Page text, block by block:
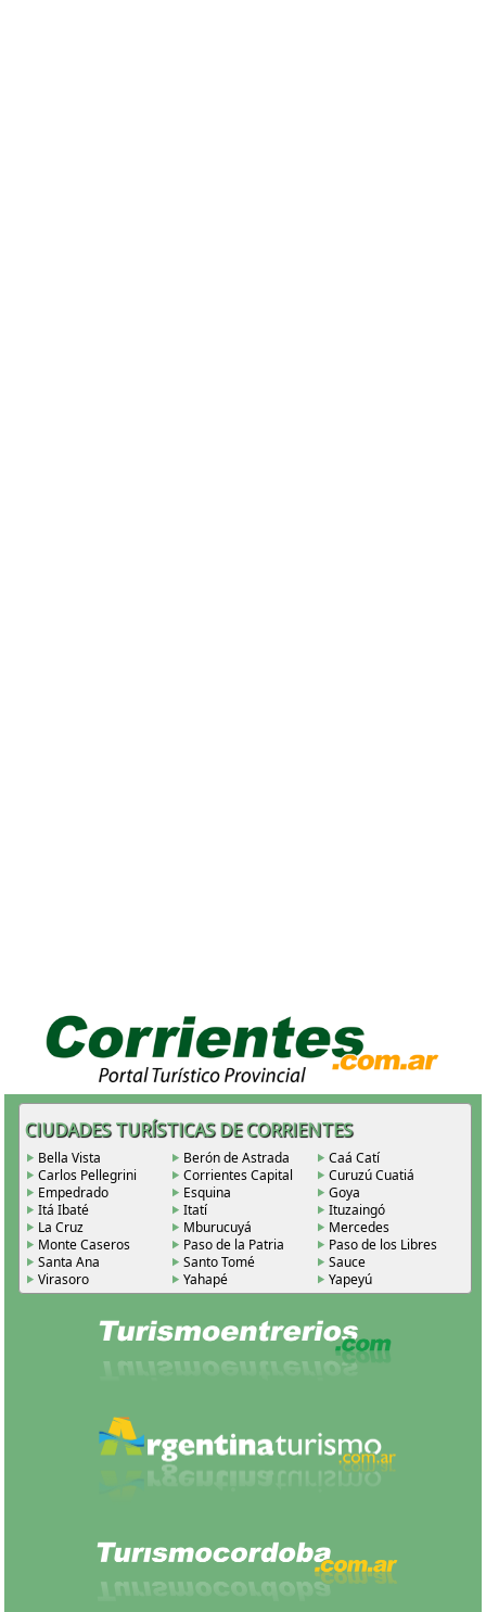
CIUDADES TURÍSTICAS DE CORRIENTES
Bella Vista Berón de Astrada
Caá Catí
Carlos Pellegrini
Corrientes Capital
Curuzú Cuatiá
Empedrado
Esquina
Goya
Itá Ibaté
Itatí
Ituzaingó
La Cruz
Mburucuyá
Mercedes
Monte Caseros
Paso de la Patria
Paso de los Libres
Santa Ana
Santo Tomé
Sauce
Virasoro
Yahapé Yapeyú